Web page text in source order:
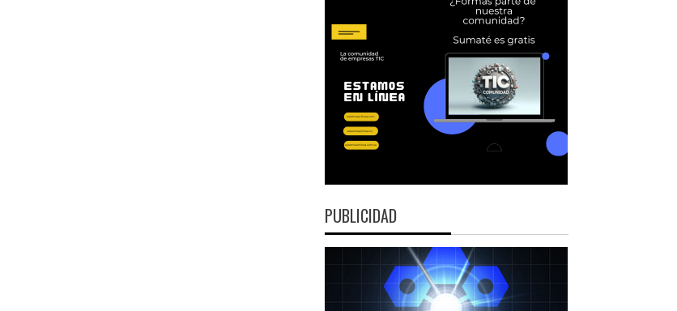
PUBLICIDAD